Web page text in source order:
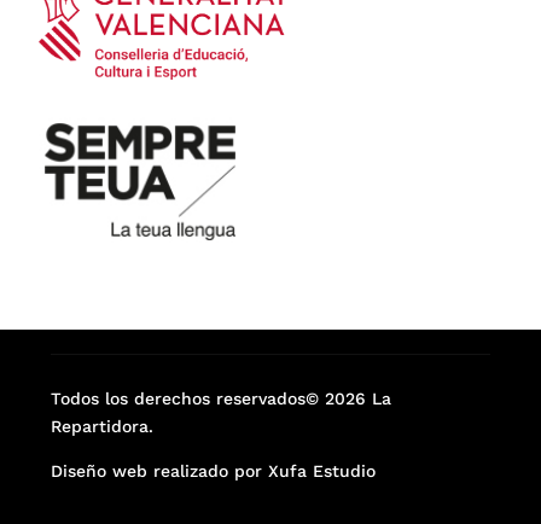
Todos los derechos reservados© 2026 La
Repartidora.
Diseño web realizado por Xufa Estudio